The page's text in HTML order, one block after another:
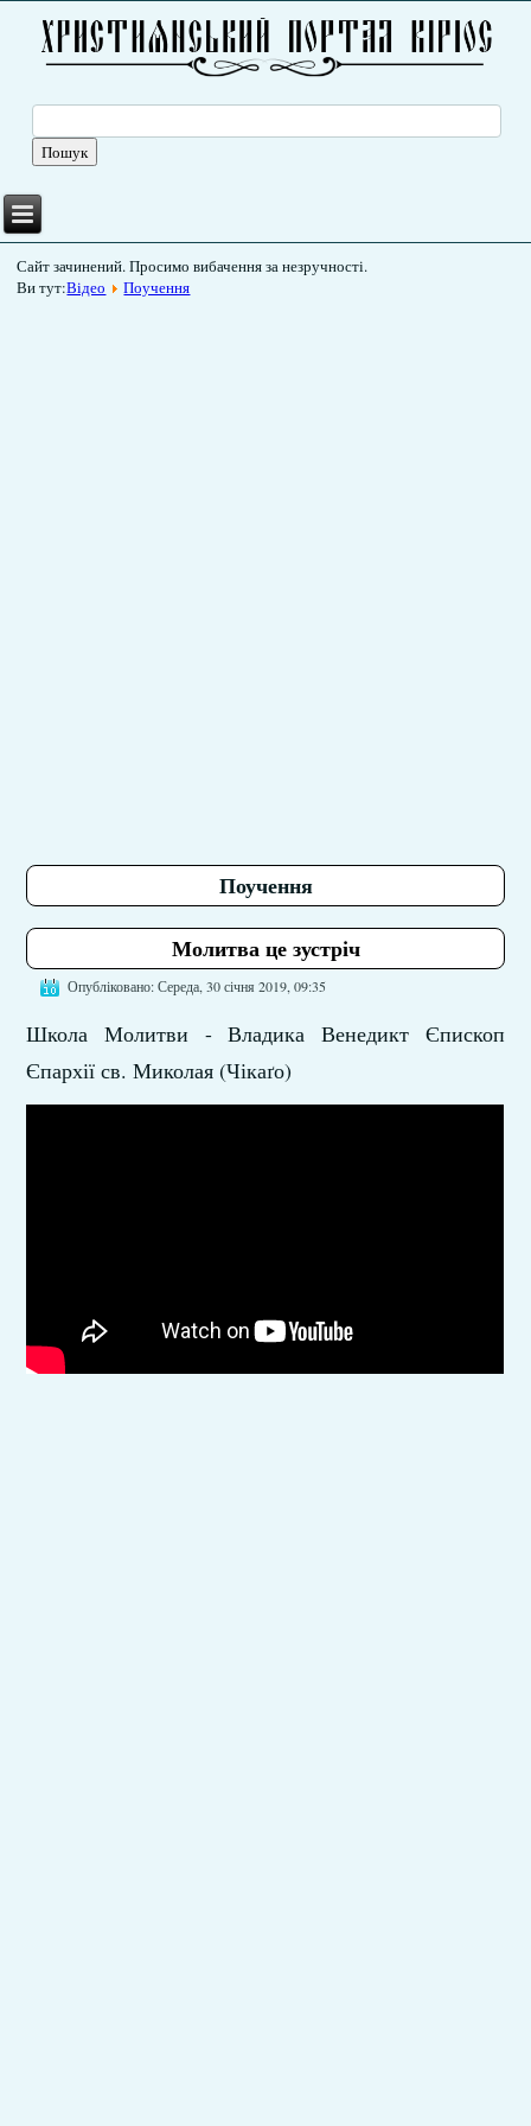
Сайт зачинений. Просимо вибачення за незручності.
Ви тут:Відео Поучення
Поучення
Молитва це зустріч
Опубліковано: Середа, 30 січня 2019, 09:35
Школа Молитви - Владика Венедикт Єпископ
Єпархії св. Миколая (Чікаґо)